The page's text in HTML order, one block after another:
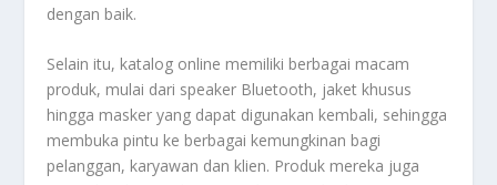
dengan baik.
Selain itu, katalog online memiliki berbagai macam
produk, mulai dari speaker Bluetooth, jaket khusus
hingga masker yang dapat digunakan kembali, sehingga
membuka pintu ke berbagai kemungkinan bagi
pelanggan, karyawan dan klien. Produk mereka juga